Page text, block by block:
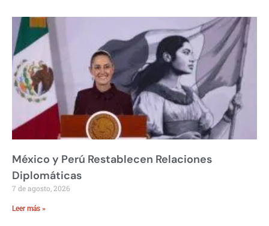
México y Perú Restablecen Relaciones
Diplomáticas
7 de agosto, 2026
Leer más »